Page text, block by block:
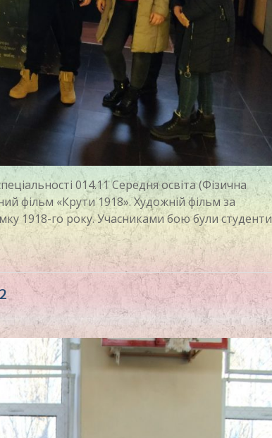
014.11 Середня освіта (Фізична
фільм «Крути 1918». Художній фільм за
1918-го року. Учасниками бою були студенти